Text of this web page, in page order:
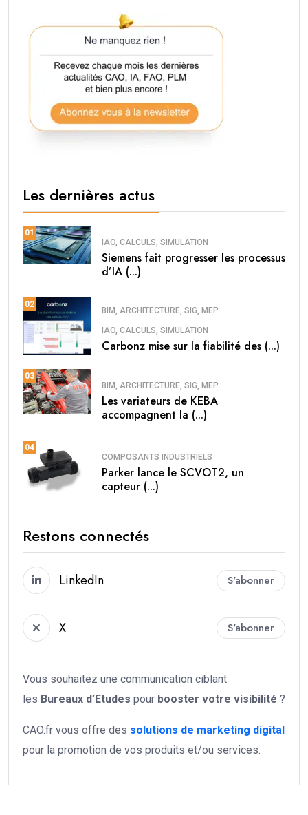
Les dernières actus
01
IAO, CALCULS, SIMULATION
Siemens fait progresser les processus
d’IA (...)
02
BIM, ARCHITECTURE, SIG, MEP
IAO, CALCULS, SIMULATION
Carbonz mise sur la fiabilité des (...)
03
BIM, ARCHITECTURE, SIG, MEP
Les variateurs de KEBA
accompagnent la (...)
04
COMPOSANTS INDUSTRIELS
Parker lance le SCVOT2, un
capteur (...)
Restons connectés
LinkedIn S'abonner
X S'abonner
Vous souhaitez une communication ciblant
les Bureaux d’Etudes pour booster votre visibilité ?
CAO.fr vous offre des solutions de marketing digital
pour la promotion de vos produits et/ou services.